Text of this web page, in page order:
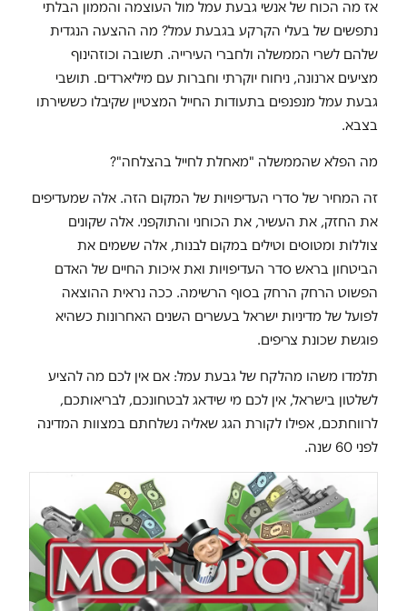
אז מה הכוח של אנשי גבעת עמל מול העוצמה והממון הבלתי
נתפשים של בעלי הקרקע בגבעת עמל? מה ההצעה הנגדית
שלהם לשרי הממשלה ולחברי העירייה. תשובה וכוזהינוף
מציעים ארנונה, ניחוח יוקרתי וחברות עם מיליארדים. תושבי
גבעת עמל מנפנפים בתעודות החייל המצטיין שקיבלו כששירתו
בצבא.
מה הפלא שהממשלה "מאחלת לחייל בהצלחה"?
זה המחיר של סדרי העדיפויות של המקום הזה. אלה שמעדיפים
את החזק, את העשיר, את הכוחני והתוקפני. אלה שקונים
צוללות ומטוסים וטילים במקום לבנות, אלה ששמים את
הביטחון בראש סדר העדיפויות ואת איכות החיים של האדם
הפשוט הרחק הרחק בסוף הרשימה. ככה נראית ההוצאה
לפועל של מדיניות ישראל בעשרים השנים האחרונות כשהיא
פוגשת שכונת צריפים.
תלמדו משהו מהלקח של גבעת עמל: אם אין לכם מה להציע
לשלטון בישראל, אין לכם מי שידאג לבטחונכם, לבריאותכם,
לרווחתכם, אפילו לקורת הגג שאליה נשלחתם במצוות המדינה
לפני 60 שנה.